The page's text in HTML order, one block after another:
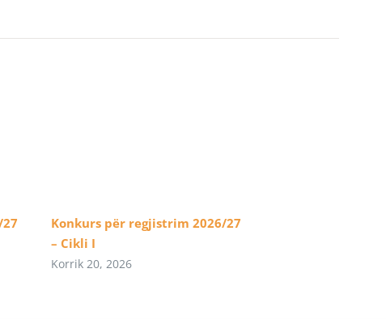
Konkurs për regjistrim 2026/27
– Cikli I
Korrik 20, 2026